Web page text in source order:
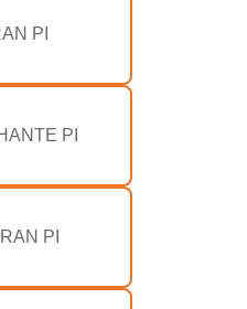
PI
PI
PI